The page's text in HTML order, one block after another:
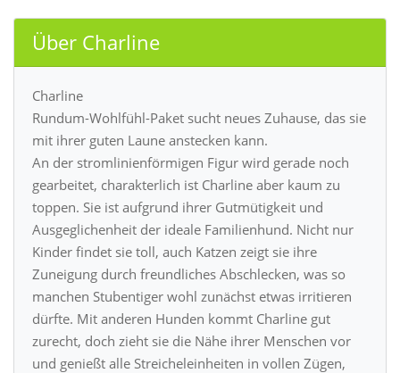
Über Charline
Charline
Rundum-Wohlfühl-Paket sucht neues Zuhause, das sie
mit ihrer guten Laune anstecken kann.
An der stromlinienförmigen Figur wird gerade noch
gearbeitet, charakterlich ist Charline aber kaum zu
toppen. Sie ist aufgrund ihrer Gutmütigkeit und
Ausgeglichenheit der ideale Familienhund. Nicht nur
Kinder findet sie toll, auch Katzen zeigt sie ihre
Zuneigung durch freundliches Abschlecken, was so
manchen Stubentiger wohl zunächst etwas irritieren
dürfte. Mit anderen Hunden kommt Charline gut
zurecht, doch zieht sie die Nähe ihrer Menschen vor
und genießt alle Streicheleinheiten in vollen Zügen,